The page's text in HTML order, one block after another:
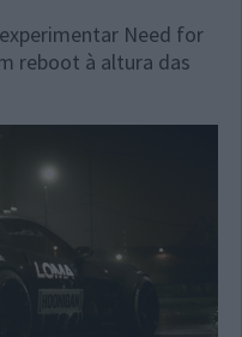
Need for
reboot à altura das